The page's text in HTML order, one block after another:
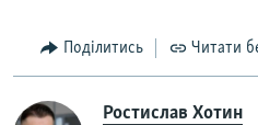
Поділитись Читати
Ростислав Хотин